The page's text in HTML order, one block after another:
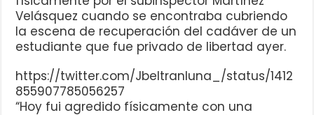
Velásquez cuando se encontraba cubriendo
la escena de recuperación del cadáver de un
estudiante que fue privado de libertad ayer.
https://twitter.com/Jbeltranluna_/status/1412
855907785056257
“Hoy fui agredido físicamente con una